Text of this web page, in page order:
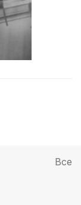
Все